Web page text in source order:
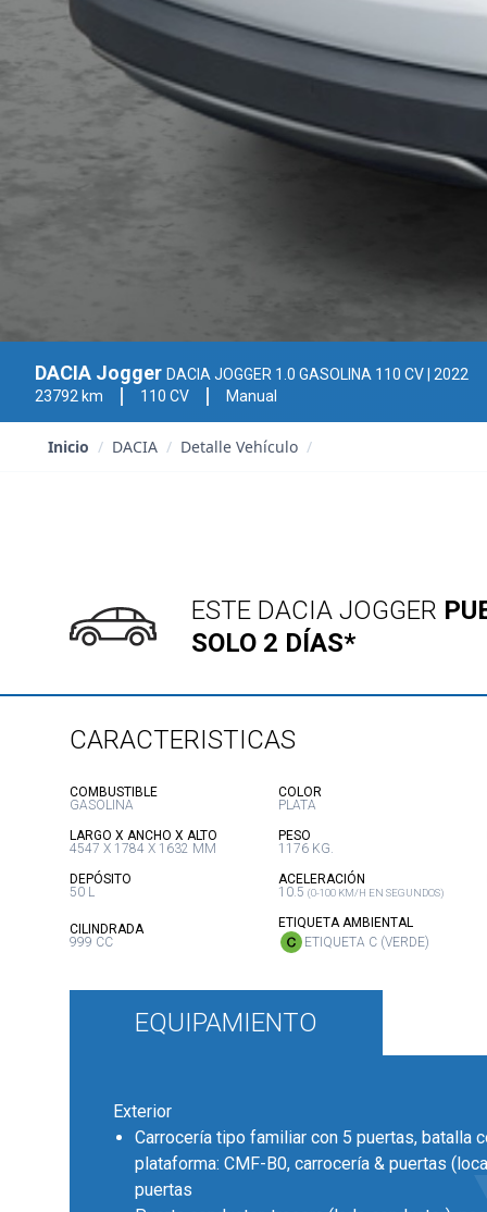
DACIA Jogger DACIA JOGGER 1.0 GASOLINA 110 CV | 2022
23792 km
110 CV Manual
Inicio / DACIA / Detalle Vehículo /
ESTE DACIA JOGGER
SOLO 2 DÍAS*
CARACTERISTICAS
COMBUSTIBLE:
GASOLINA
COLOR
PLATA
LARGO X ANCHO X ALTO
4547 X 1784 X 1632 MM
PESO
1176 KG.
DEPÓSITO
50 L
ACELERACIÓN
10.5 (0-100 KM/H EN SEGUNDOS)
CILINDRADA:
999 CC
ETIQUETA AMBIENTAL
ETIQUETA C (VERDE)
EQUIPAMIENTO
Exterior
Carrocería tipo familiar con 5 puertas, batalla
plataforma: CMF-B0, carrocería & puertas
puertas